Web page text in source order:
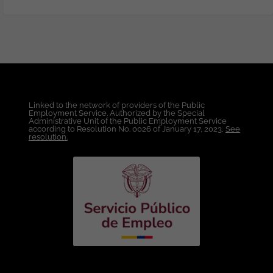
Infraestructura o Telecomunicaciones.
Relacionamiento con clientes
corporativos y canales de tecnología.
Administración y soporte de redes
empresariales (LAN, WAN, WLAN,
Routing, Switching y SD-WAN).
Protocolos de red y conectividad (VLAN,
OSPF, BGP, redes inalámbricas y
datacenter). Soluciones de
ciberseguridad perimetral y de red
(Firewalls NGFW, VPN, IPS/IDS, NAC y
Linked to the network of providers of the Public
Employment Service. Authorized by the Special
Administrative Unit of the Public Employment Service
according to Resolution No. 0026 of January 17, 2023, See
resolution.